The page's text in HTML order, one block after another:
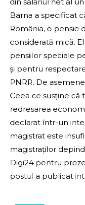
din salariul net al
Barna a specificat
România, o pensie
considerată mică.
pensiilor speciale
și pentru
PNRR. De
Ceea ce susține că
redresarea
declarat într-un
magistrat este
magistraților
Digi24 pentru
postul a publicat